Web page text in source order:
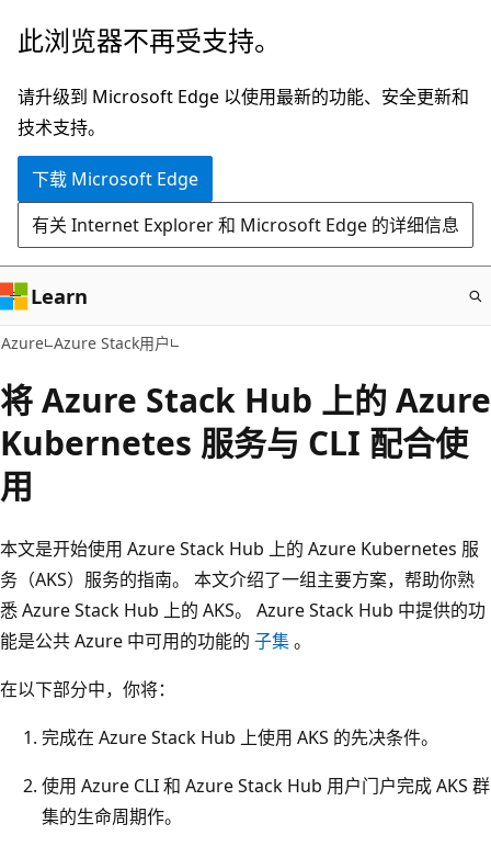
跳
主
要
内
此浏览器不再受支持。
请升级到 Microsoft Edge 以使用最新的功能、安全更新和
技术支持。
下载 Microsoft Edge
有关 Internet Explorer 和 Microsoft Edge 的详细信息
Learn
Azure Azure Stack用户
将 Azure Stack Hub 上的 Azure
Kubernetes 服务与 CLI 配合使
用
本文是开始使用 Azure Stack Hub 上的 Azure Kubernetes 服
务（AKS）服务的指南。 本文介绍了一组主要方案，帮助你熟
悉 Azure Stack Hub 上的 AKS。 Azure Stack Hub 中提供的功
能是公共 Azure 中可用的功能的 子集。
在以下部分中，你将：
完成在 Azure Stack Hub 上使用 AKS 的先决条件。
使用 Azure CLI 和 Azure Stack Hub 用户门户完成 AKS 群
集的生命周期作。